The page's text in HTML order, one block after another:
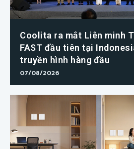
Coolita ra mắt Liên minh
FAST đầu tiên tại
truyền hình hàng đầu
07/08/2026